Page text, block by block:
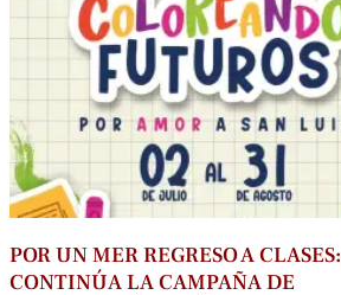
POR UN MER REGRESO A CLASES:
CONTINÚA LA CAMPAÑA DE